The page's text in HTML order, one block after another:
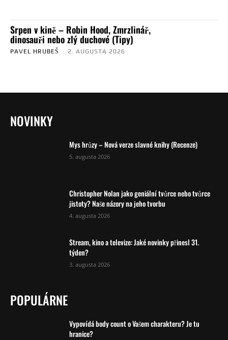
Srpen v kině – Robin Hood, Zmrzlinář,
dinosauři nebo zlý duchové (Tipy)
PAVEL HRUBEŠ - 2. AUGUSTA 2026
NOVINKY
Mys hrůzy – Nová verze slavné knihy (Recenze)
5. augusta 2026
Christopher Nolan jako geniální tvůrce nebo tvůrce
jistoty? Naše názory na jeho tvorbu
4. augusta 2026
Stream, kino a televize: Jaké novinky přinesl 31.
týden?
3. augusta 2026
POPULÁRNE
Vypovídá body count o Vašem charakteru? Je tu
hranice?